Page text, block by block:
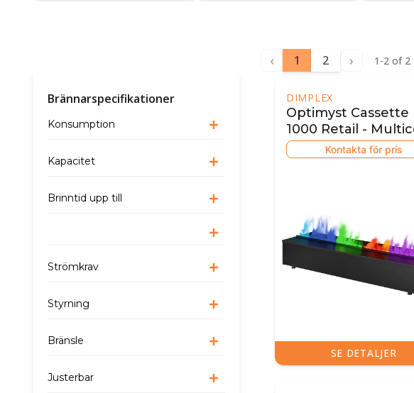
Brännarspecifikationer
Konsumption
Kapacitet
Brinntid upp till
Strömkrav
Styrning
Bränsle
Justerbar
‹ 1 2 › 1-2 of 2
DIMPLEX
Optimyst Cassette
1000 Retail -
(manual)Kontakta för pris
SE DETALJER